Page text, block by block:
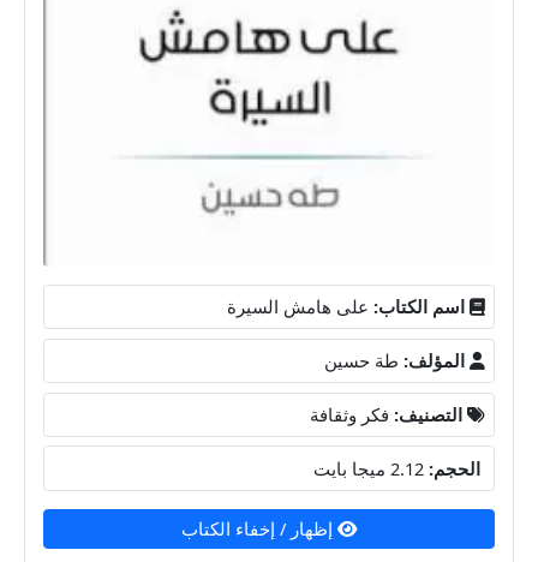
اسم الكتاب: على هامش السيرة
المؤلف: طة حسين
التصنيف: فكر وثقافة
الحجم:
إظهار / إخفاء الكتاب